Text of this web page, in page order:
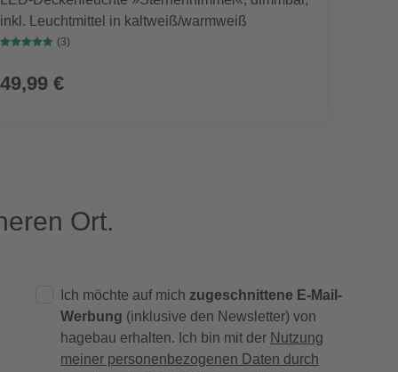
inkl. Leuchtmittel in kaltweiß/warmweiß
(3)
49,99 €
Ort.
Ich möchte auf mich zugeschnittene E-Mail-
Werbung (inklusive den Newsletter) von
hagebau erhalten. Ich bin mit der Nutzung
meiner personenbezogenen Daten durch